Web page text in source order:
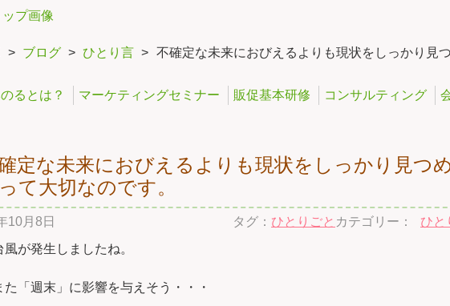
> ブログ > ひとり言 > 不確定な未来におびえるよりも現状をしっかり見
るとは？ マーケティングセミナー 販促基本研修 コンサルティング
定な未来におびえるよりも現状をしっかり見つ
て大切なのです。
10月8日 カテゴリー： ひと
タグ： ひとりごと
風が発生しましたね。
た「週末」に影響を与えそう・・・